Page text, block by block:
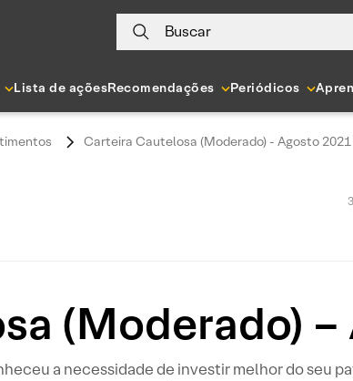
Buscar
Lista de açõesRecomendações Periódicos
Carteira Cautelosa (Moderado) - Agosto 2021
(Moderado)
a necessidade de investir melhor do seu